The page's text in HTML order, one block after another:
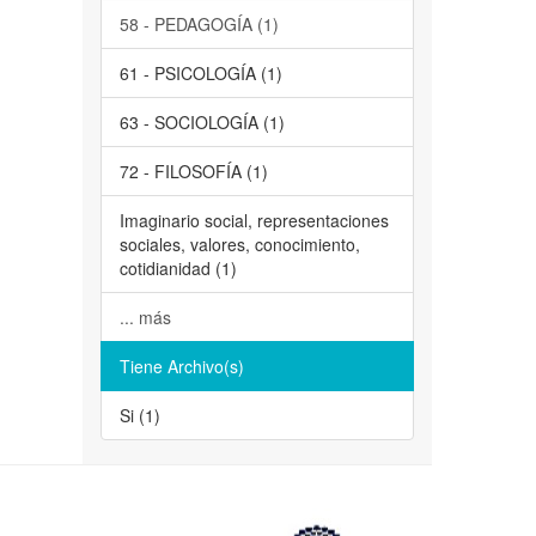
58 - PEDAGOGÍA (1)
61 - PSICOLOGÍA (1)
63 - SOCIOLOGÍA (1)
72 - FILOSOFÍA (1)
Imaginario social, representaciones
sociales, valores, conocimiento,
cotidianidad (1)
... más
Tiene Archivo(s)
Si (1)